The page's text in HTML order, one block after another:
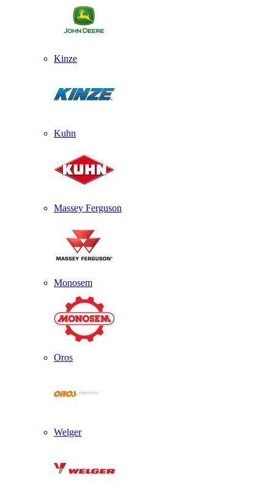
Kinze
Kuhn
Massey Ferguson
Monosem
Oros
Welger